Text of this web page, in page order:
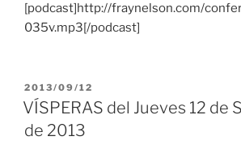
[podcast]http://fraynelson.com/
035v.mp3[/podcast]
PUBLICADO
EL
2013/09/12
VÍSPERAS del Jueves 12 de
de 2013